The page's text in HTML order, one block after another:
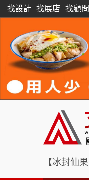
找設計 找展店 找顧問